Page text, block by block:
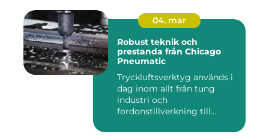
04. mar
Robust teknik och
prestanda från Chicago
Pneumatic
Tryckluftsverktyg används i
dag inom allt från tung
industri och
fordonstillverkning till...